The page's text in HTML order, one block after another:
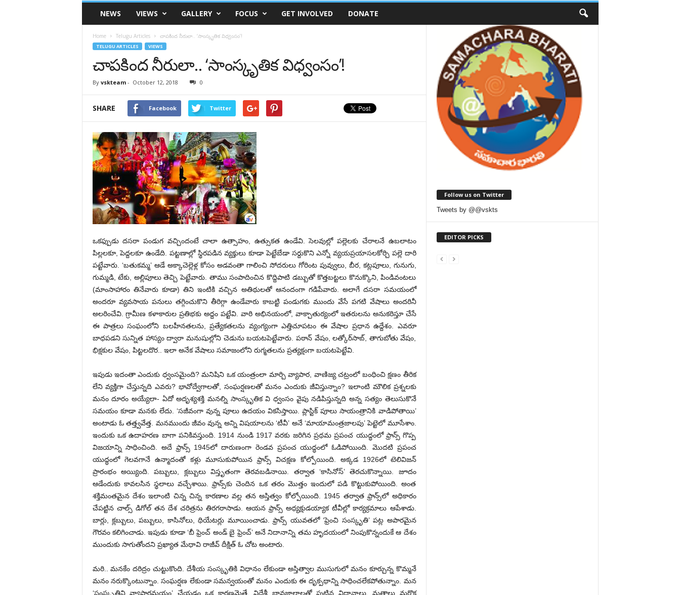
VSK
TelanganaNEWS VIEWS GALLERY FOCUS GET INVOLVED DONATE
Home Telugu Articles చాపకింద నీరులా.. ‘సాంస్కృతిక విధ్వంసం’!
TELUGU ARTICLES VIEWS
చాపకింద నీరులా.. ‘సాంస్కృతిక విధ్వంసం’!
By vskteam- October 12, 2018 0
SHARE Facebook Twitter
ఒకఫ్పుడు దసరా పండుగ వచ్చిందంటే చాలా ఉత్సాహం, ఉత్సుకత ఉండేవి. సెలవుల్లో పల్లెలకు చేరాలనే ఉబలాటం
పిల్లలకూ, పెద్దలకూ ఉండేది. పట్టణాల్లో స్థిరపడిన వ్యక్తులు కూడా పెట్టేబేడా సర్దుకొని ఎన్నో వ్యయప్రయాసలకోర్చి పల్లె దారి
పట్టేవారు. ‘బతుకమ్మ’ ఆడే అక్కాచెల్లెళ్ల కోసం అడవంతా గాలించి సోదరులు గోరింట పువ్వులు, బీర, కట్లపూలు, గునుగు,
గుమ్మడి, టేకు, అల్లిపూలు తెచ్చి పెట్టేవారు. తాము సంపాదించిన కొద్దిపాటి డబ్బుతో కొత్తబట్టలు కొనుక్కొని, పిండివంటలు
(మాంసాహారం తినేవారు కూడా) తిని ఇంటికి వచ్చిన అతిథులతో ఆనందంగా గడిపేవారు. అలాగే దసరా సమయంలో
అందరూ వ్యవసాయ పనులు తగ్గించుకొని తీరిగ్గా ఉండేవారు కాబట్టి పండుగకు ముందు వేసే పగటి వేషాలు అందరినీ
అలరించేవి. గ్రామీణ కళాకారుల ప్రతిభకు అద్దం పట్టేవి. వారి అభినయంలో, వాక్చాతుర్యంలో ఇతరులను అనుకరిస్తూ చేసే
ఈ పాత్రలు సంఘంలోని బలహీనతలను, ప్రత్యేకతలను వ్యంగ్యంగా ఎత్తిచూపటం ఈ వేషాల ప్రధాన ఉద్దేశం. ఎవరూ
బాధపడని సున్నిత హాస్యం ద్వారా మనుషుల్లోని చెడును బయటపెట్టేవారు. పఠాన్ వేషం, లత్కోర్‌సాబ్, తాగుబోతు వేషం,
భిక్షకుల వేషం, పిట్టలదొర.. ఇలా అనేక వేషాలు సమాజంలోని రుగ్మతలను ప్రత్యక్షంగా బయటపెట్టేవి.
ఇపుడు ఇదంతా ఎందుకు ధ్వంసమైంది? మనిషిని ఒక యంత్రంలా మార్చి వ్యాపార, వాణిజ్య చట్రంలో బంధించి క్షణం తీరిక
లేని వ్యక్తిగా చేస్తున్నది ఎవరు? భావోద్వేగాలతో, సంఘర్షణలతో మనం ఎందుకు జీవిస్తున్నాం? ఇలాంటి మౌలిక ప్రశ్నలకు
మనం దూరం అయ్యేలా- ఏదో అదృశ్యశక్తి మనల్ని సాంస్కృతిక వి ధ్వంసం వైపు నడిపిస్తున్నది అన్న సత్యం తెలుసుకొనే
సమయం కూడా మనకు లేదు. ‘సజీవంగా వున్న పూలు ఉదయం వికసిస్తాయి. ప్లాస్టిక్ పూలు సాయంత్రానికి వాడిపోతాయి’
అంటాడు ఓ తత్త్వవేత్త. మనముందు జీవం వున్న అన్ని విషయాలను ‘టీవీ’ అనే ‘మాయామంత్రజాలపు’ పెట్టెలో మూసేశాం.
ఇందుకు ఒక ఉదాహరణ బాగా పనికివస్తుంది. 1914 నుండి 1917 వరకు జరిగిన ప్రథమ ప్రపంచ యుద్ధంలో ఫ్రాన్స్ గొప్ప
విజయాన్ని సాధించింది. అదే ఫ్రాన్స్ 1945లో దారుణంగా రెండవ ప్రపంచ యుద్ధంలో ఓడిపోయింది. మొదటి ప్రపంచ
యుద్ధంలో గెలవగానే ఉన్మాదంతో కళ్లు మూసుకుపోయిన ఫ్రాన్స్ విచక్షణ కోల్పోయింది. అక్కడ 1926లో టెలివిజన్
ప్రారంభం అయ్యింది. పబ్బులు, క్లబ్బులు విస్తృతంగా తెరవబడినాయి. తర్వాత ‘కాసినోస్’ తెరచుకొన్నాయి. జూదం
ఆడేందుకు కావలసిన స్థలాలు వచ్చేశాయి. ఫ్రాన్స్‌కు చెందిన ఒక తరం మొత్తం ఇందులో పడి కొట్టుకుపోయింది. అంత
శక్తిమంతమైన దేశం ఇలాంటి చిన్న చిన్న కారణాల వల్ల తన అస్తిత్వం కోల్పోయింది. 1945 తర్వాత ఫ్రాన్స్‌లో అధికారం
చేపట్టిన చాల్స్ డిగోల్ తన దేశ చరిత్రను తిరగరాసాడు. ఆయన ఫ్రాన్స్ అధ్యక్షుడయ్యాక టీవీల్లో కార్యక్రమాలు ఆపేశాడు.
బార్లు, క్లబ్బులు, పబ్బులు, కాసినోలు, థియేటర్లు మూయించాడు. ఫ్రాన్స్ యువతలో ‘ఫ్రెంచి సంస్కృతి’ పట్ల అపారమైన
గౌరవం కలిగించాడు. ఇపుడు కూడా ‘బీ ఫ్రెంచ్ అండ్ బై ఫ్రెంచ్’ అనే నిదానాన్ని తమ హృదయంలో నింపుకొన్నందుకే ఆ దేశం
ముందుకు సాగుతోందని ప్రఖ్యాత మేధావి రాజీవ్ దీక్షిత్ ఓ చోట అంటారు.
మరి.. మనకేం దరిద్రం చుట్టుకొంది. దేశీయ సంస్కృతికి విధానం లేకుండా అస్తిత్వాల ముసుగులో మనం కూర్చున్న కొమ్మనే
మనం నరుక్కొంటున్నాం. సంఘర్షణ లేకుండా సమన్వయంతో మనం ఎందుకు ఈ దృక్పథాన్ని సాధించలేకపోతున్నాం. మన
‘సంస్కృతిని వ్యాపారమయం’ చేయడం ఒక కారణమైతే, విదేశీ భావజాలాలతో పుట్టిన విధానాలు, మతాలు మరొక
Follow us on Twitter
Tweets by @@vskts
EDITOR PICKS